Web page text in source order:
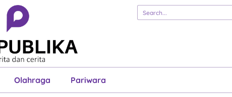
Olahraga Pariwara
Esai Justisia
Pariwara